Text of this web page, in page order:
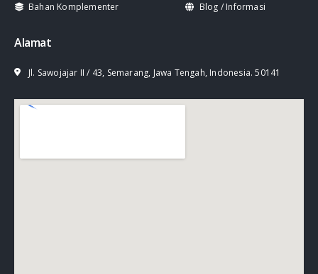
Bahan Komplementer
Blog / Informasi
Alamat
Jl. Sawojajar II / 43, Semarang, Jawa Tengah, Indonesia. 50141